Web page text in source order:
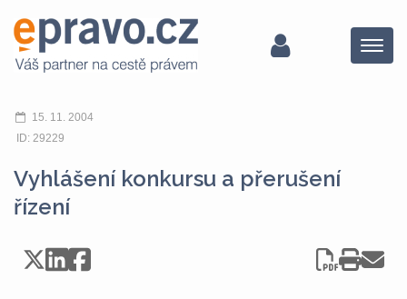
Menu
15. 11. 2004
ID: 29229
Vyhlášení konkursu a přerušení
řízení